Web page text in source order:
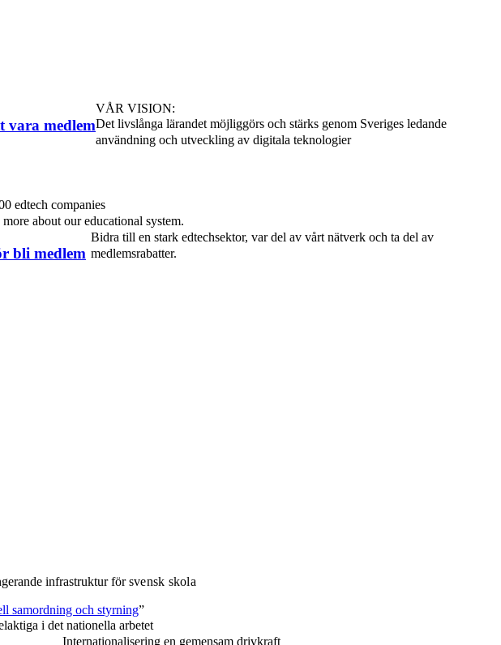
vara medlem
VÅR VISION:
Det livslånga lärandet möjliggörs och stärks genom Sveriges ledande
användning och utveckling av digitala teknologier
edtech companies
about our educational system.
bli medlem
Bidra till en stark edtechsektor, var del av vårt nätverk och ta del av
medlemsrabatter.
infrastruktur försvensk skola
samordning och styrning”
i det nationella arbetet
Internationalisering en gemensam drivkraft